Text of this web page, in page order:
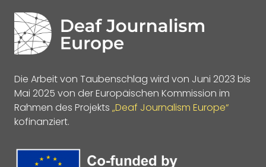
Die Arbeit von Taubenschlag wird von Juni 2023 bis
Mai 2025 von der Europäischen Kommission im
Rahmen des Projekts „Deaf Journalism Europe“
kofinanziert.